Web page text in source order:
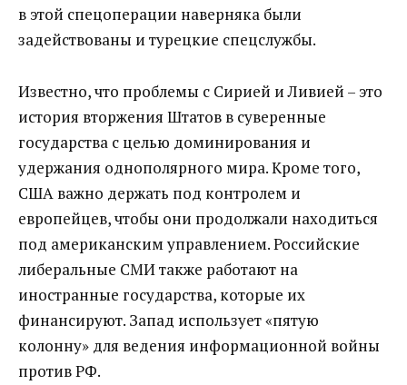
в этой спецоперации наверняка были
задействованы и турецкие спецслужбы.
Известно, что проблемы с Сирией и Ливией – это
история вторжения Штатов в суверенные
государства с целью доминирования и
удержания однополярного мира. Кроме того,
США важно держать под контролем и
европейцев, чтобы они продолжали находиться
под американским управлением. Российские
либеральные СМИ также работают на
иностранные государства, которые их
финансируют. Запад использует «пятую
колонну» для ведения информационной войны
против РФ.